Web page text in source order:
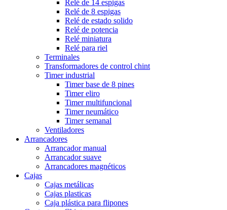
Relé de 14 espigas
Relé de 8 espigas
Relé de estado solido
Relé de potencia
Relé miniatura
Relé para riel
Terminales
Transformadores de control chint
Timer industrial
Timer base de 8 pines
Timer eliro
Timer multifuncional
Timer neumático
Timer semanal
Ventiladores
Arrancadores
Arrancador manual
Arrancador suave
Arrancadores magnéticos
Cajas
Cajas metálicas
Cajas plasticas
Caja plástica para flipones